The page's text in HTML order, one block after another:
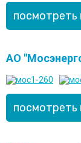
посмотреть
АО
посмотреть